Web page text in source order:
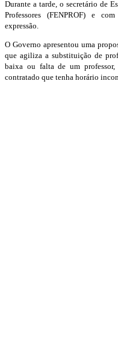
Durante a tarde, o secretário de
Professores (FENPROF) e
expressão.
O Governo apresentou uma
que agiliza a substituição de
baixa ou falta de um
contratado que tenha horário